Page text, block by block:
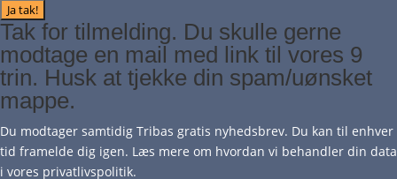
Ja tak!
Tak for tilmelding. Du skulle gerne
modtage en mail med link til vores 9
trin. Husk at tjekke din spam/uønsket
mappe.
Du modtager samtidig Tribas gratis nyhedsbrev. Du kan til enhver
tid framelde dig igen. Læs mere om hvordan vi behandler din data
i vores privatlivspolitik.